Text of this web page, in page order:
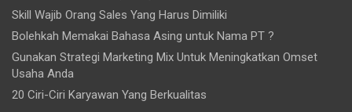
Skill Wajib Orang Sales Yang Harus Dimiliki
Bolehkah Memakai Bahasa Asing untuk Nama PT ?
Gunakan Strategi Marketing Mix Untuk Meningkatkan Omset
Usaha Anda
20 Ciri-Ciri Karyawan Yang Berkualitas